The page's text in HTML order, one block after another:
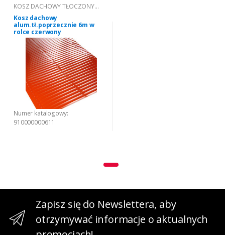
KOSZ DACHOWY TŁOCZONY
POPRZECZNIE
Kosz dachowy
alum.tł.poprzecznie 6m w
rolce czerwony
Numer katalogowy:
910000000611
Zapisz się do Newslettera, aby
otrzymywać informacje o aktualnych